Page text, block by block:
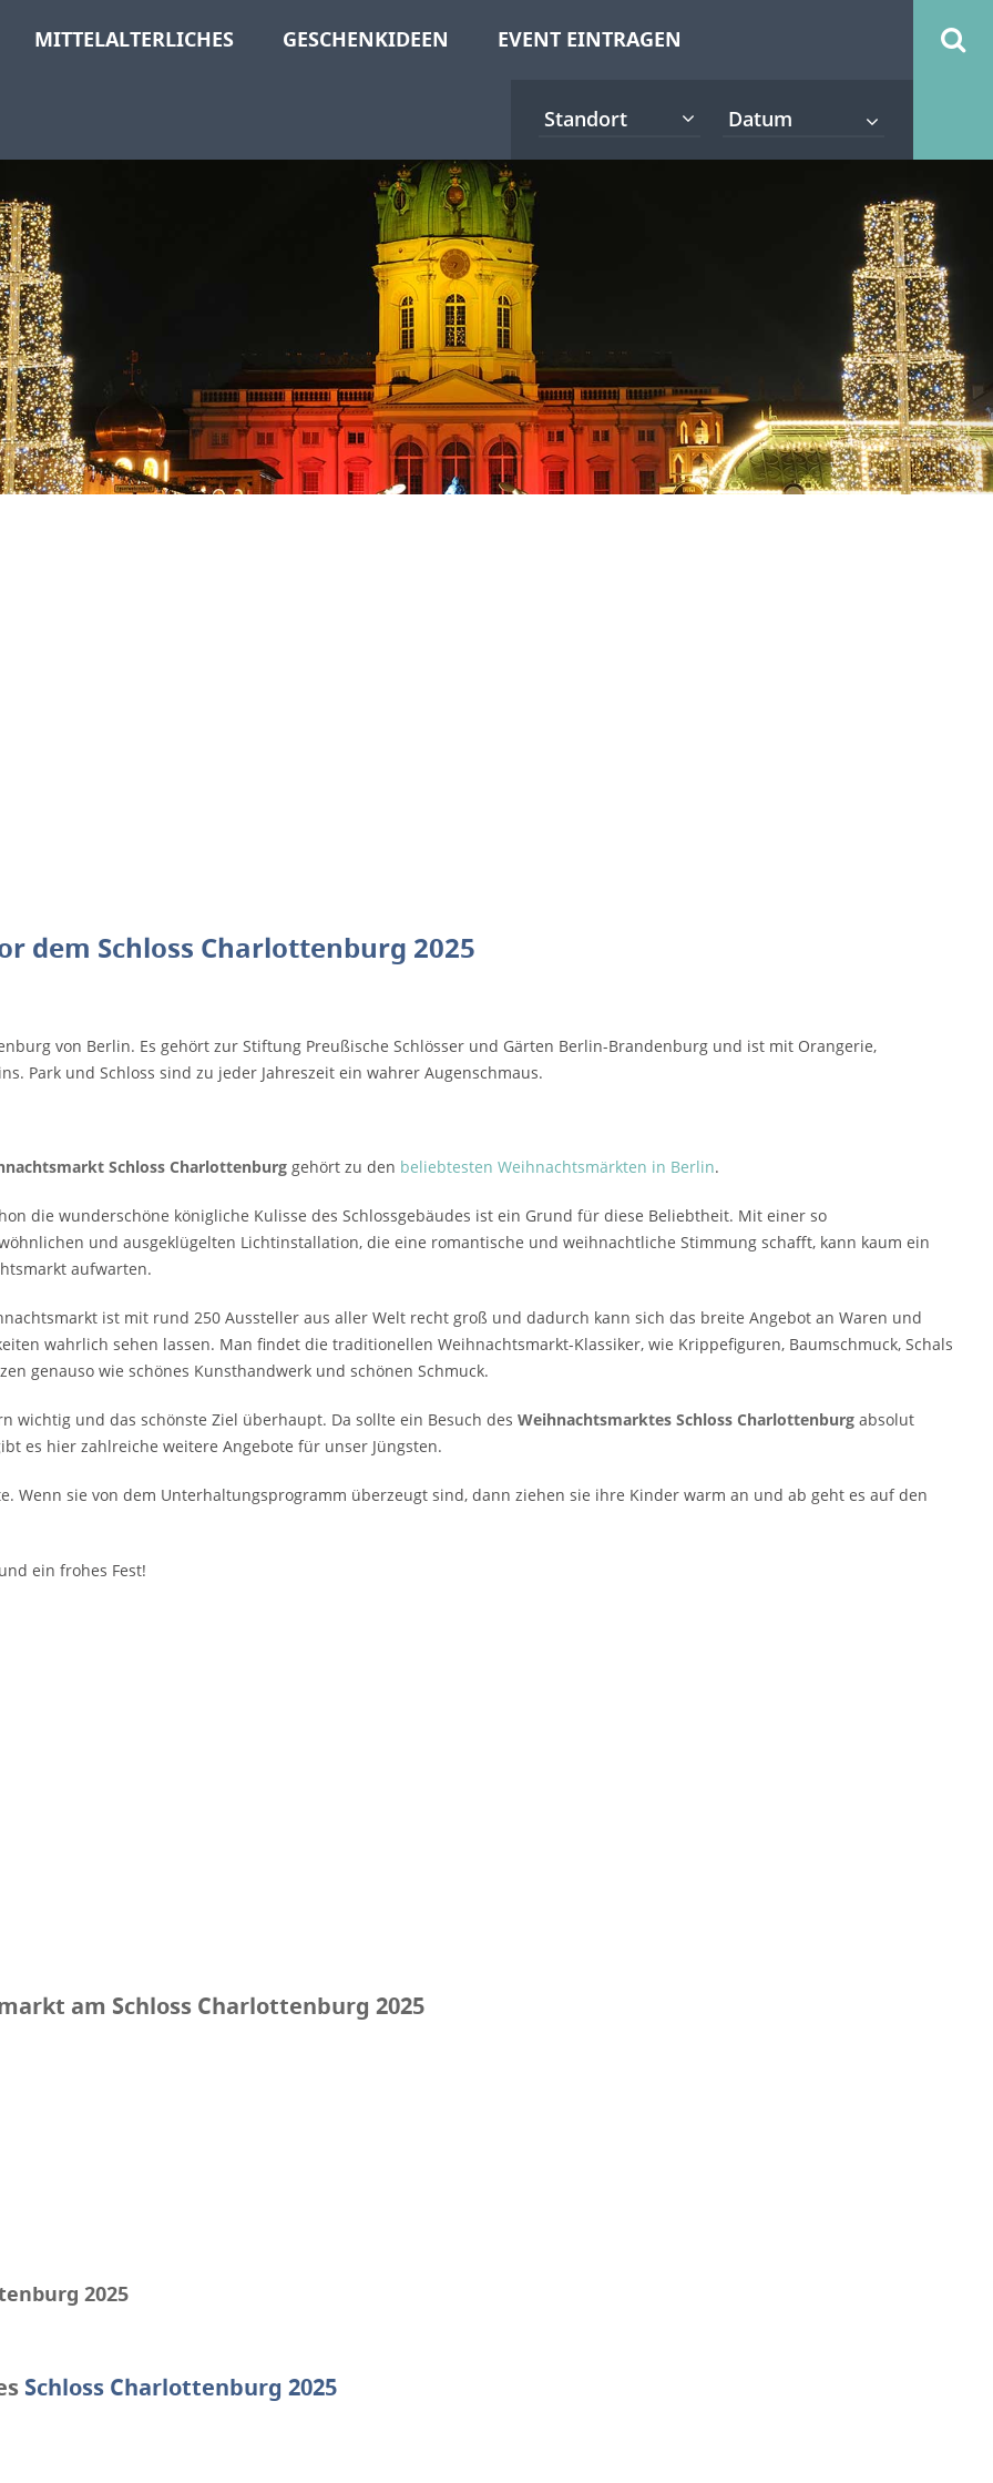
MITTELALTERLICHES GESCHENKIDEEN EVENT EINTRAGEN
Standort
dem Schloss Charlottenburg 2025
von Berlin. Es gehört zur Stiftung Preußische Schlösser und Gärten Berlin-Brandenburg und ist mit Orangerie,
Park und Schloss sind zu jeder Jahreszeit ein wahrer Augenschmaus.
Schloss Charlottenburg gehört zu den beliebtesten Weihnachtsmärkten in Berlin.
die wunderschöne königliche Kulisse des Schlossgebäudes ist ein Grund für diese Beliebtheit. Mit einer so
und ausgeklügelten Lichtinstallation, die eine romantische und weihnachtliche Stimmung schafft, kann kaum ein
aufwarten.
ist mit rund 250 Aussteller aus aller Welt recht groß und dadurch kann sich das breite Angebot an Waren und
wahrlich sehen lassen. Man findet die traditionellen Weihnachtsmarkt-Klassiker, wie Krippefiguren, Baumschmuck, Schals
genauso wie schönes Kunsthandwerk und schönen Schmuck.
wichtig und das schönste Ziel überhaupt. Da sollte ein Besuch des Weihnachtsmarktes Schloss Charlottenburg absolut
es hier zahlreiche weitere Angebote für unser Jüngsten.
Wenn sie von dem Unterhaltungsprogramm überzeugt sind, dann ziehen sie ihre Kinder warm an und ab geht es auf den
ein frohes Fest!
am Schloss Charlottenburg 2025
2025
Schloss Charlottenburg 2025